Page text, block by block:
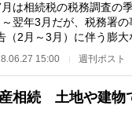
は相続税の税務調査の
翌年3月だが、税務署
（2月～3月）に伴う膨
入り、7月10日…
15:00 週刊ポスト
相続 土地や建物